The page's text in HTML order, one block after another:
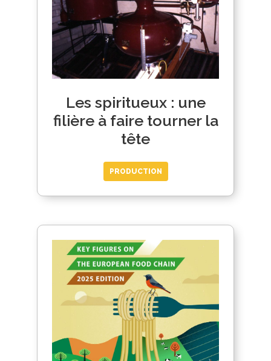
Les spiritueux : une
filière à faire tourner la
tête
PRODUCTION